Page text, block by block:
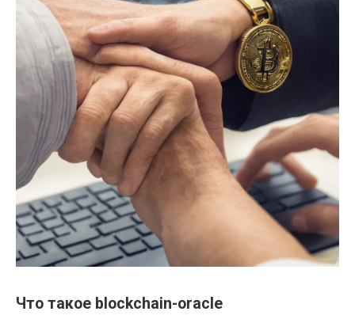
Что такое blockchain-oracle